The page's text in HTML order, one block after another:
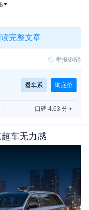
标准版Vanquish的
头扰流板处进行了
辆尾部，其尾门换
两个排气，加上标
原本的四个排气管
身上明确标出“Emi
来新车会采用新样
完整文章
举报/纠错
看车系 询底价
口碑 4.63 分
车无力感